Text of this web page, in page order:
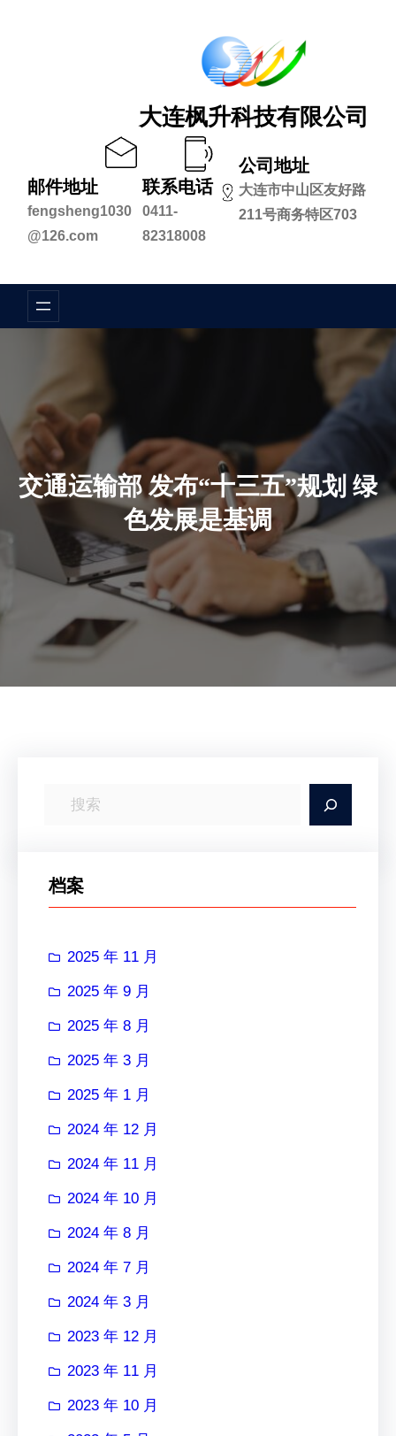
大连枫升科技有限公司
邮件地址
fengsheng1030
@126.com
联系电话
0411-
82318008
公司地址
大连市中山区友好路
211号商务特区703
交通运输部 发布“十三五”规划 绿
色发展是基调
档案
2025 年 11 月
2025 年 9 月
2025 年 8 月
2025 年 3 月
2025 年 1 月
2024 年 12 月
2024 年 11 月
2024 年 10 月
2024 年 8 月
2024 年 7 月
2024 年 3 月
2023 年 12 月
2023 年 11 月
2023 年 10 月